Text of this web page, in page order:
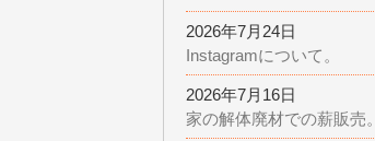
2026年7月24日
Instagramについて。
2026年7月16日
家の解体廃材での薪販売。